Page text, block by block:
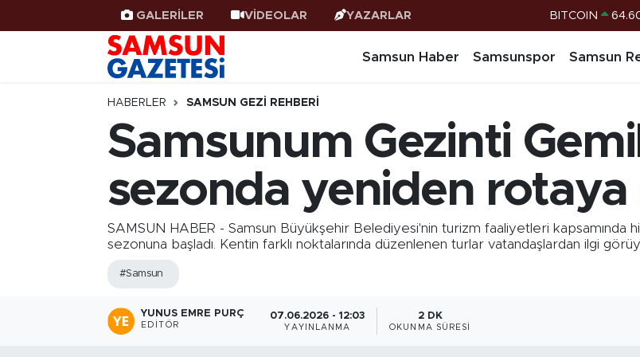
GALERİLER VİDEOLAR YAZARLAR DOLAR
BİST100
BITCOIN
Samsun Haber Samsunspor Samsun
HABERLER SAMSUN GEZI REHBERI
Samsunum Gezinti
sezonda yeniden rotaya
SAMSUN HABER - Samsun Büyükşehir Belediyesi'nin turizm faaliyetleri
sezonuna başladı. Kentin farklı noktalarında düzenlenen turlar vatandaşlardan ilgi
#Samsun
YUNUS EMRE PURÇ
EDITÖR
07.06.2026 - 12:03
YAYINLANMA
2 DK
OKUNMA SÜRESI
Samsun Haber
Samsunspor
Samsun Rehberi
Resmi İlanlar
Samsun Nöbetçi Eczaneler
Samsun Hava Durumu
SAMSUN Namaz Vakitleri
Samsun Trafik Yoğunluk Haritası
Süper Lig Puan Durumu ve Fikstür